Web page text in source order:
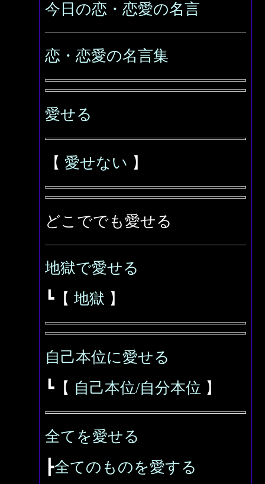
今日の恋・恋愛の名言
恋・恋愛の名言集
愛せる
【 愛せない 】
どこででも愛せる
地獄で愛せる
┗【 地獄 】
自己本位に愛せる
┗【 自己本位/自分本位 】
全てを愛せる
┣全てのものを愛する